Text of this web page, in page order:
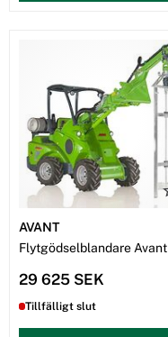
AVANT
Flytgödselblandare Avant
29 625 SEK
Tillfälligt slut